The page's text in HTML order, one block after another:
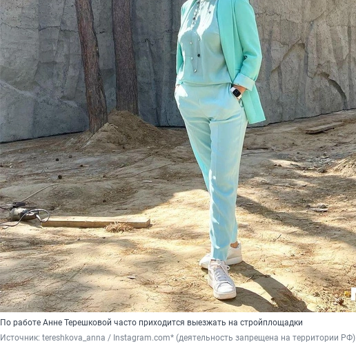
По работе Анне Терешковой часто приходится выезжать на стройплощадки
Источник: tereshkova_anna / Instagram.com* (деятельность запрещена на территории РФ)